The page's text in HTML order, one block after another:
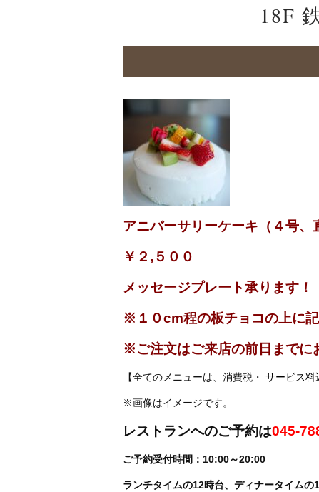
18F
アニバーサリーケーキ（４号、
￥２,５００
メッセージプレート承ります！
※１０cm程の板チョコの上に
※ご注文はご来店の前日までに
【全てのメニューは、消費税・ サービス料
※画像はイメージです。
レストランへのご予約は045-
ご予約受付時間：10:00～20:00
ランチタイムの12時台、ディナータイム